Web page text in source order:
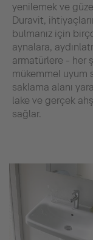
yenilemek ve
Duravit,
bulmanız için
aynalara,
armatürlere - her
mükemmel uyum
saklama alanı
lake ve gerçek
sağlar.